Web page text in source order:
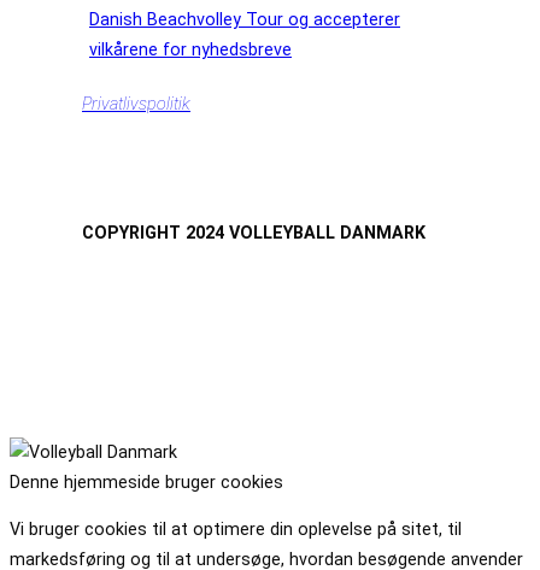
Danish Beachvolley Tour og accepterer
vilkårene for nyhedsbreve
Privatlivspolitik
COPYRIGHT 2024 VOLLEYBALL DANMARK
Denne hjemmeside bruger cookies
Vi bruger cookies til at optimere din oplevelse på sitet, til
markedsføring og til at undersøge, hvordan besøgende anvender